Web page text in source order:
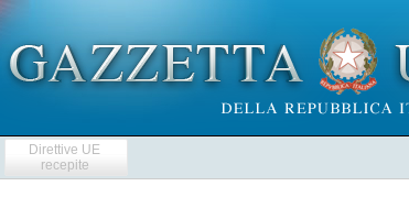
Direttive UE
recepite